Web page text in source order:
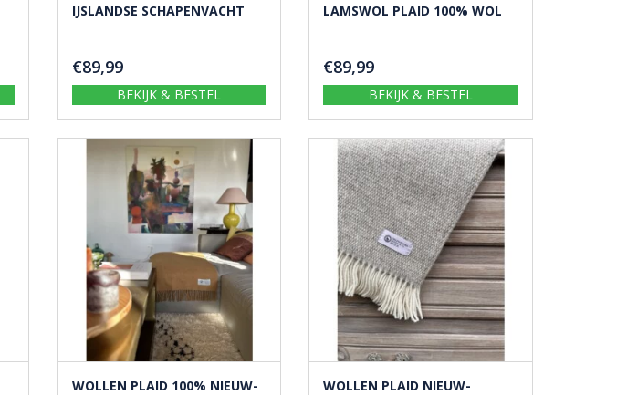
IJSLANDSE SCHAPENVACHT
€89,99
BEKIJK & BESTEL
LAMSWOL PLAID 100% WOL
€89,99
BEKIJK & BESTEL
WOLLEN PLAID 100% NIEUW-
WOLLEN PLAID NIEUW-